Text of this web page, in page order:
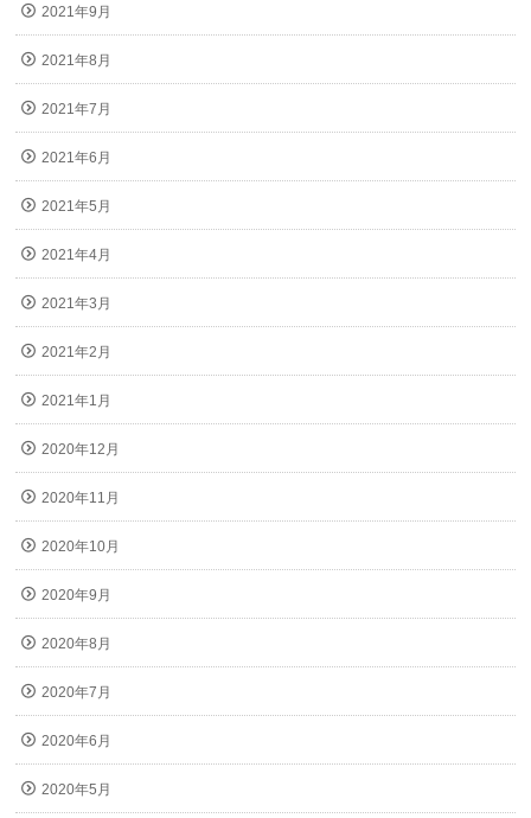
2021年9月
2021年8月
2021年7月
2021年6月
2021年5月
2021年4月
2021年3月
2021年2月
2021年1月
2020年12月
2020年11月
2020年10月
2020年9月
2020年8月
2020年7月
2020年6月
2020年5月